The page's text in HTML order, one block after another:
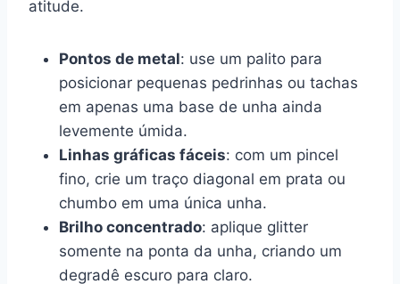
atitude.
Pontos de metal: use um palito para
posicionar pequenas pedrinhas ou tachas
em apenas uma base de unha ainda
levemente úmida.
Linhas gráficas fáceis: com um pincel
fino, crie um traço diagonal em prata ou
chumbo em uma única unha.
Brilho concentrado: aplique glitter
somente na ponta da unha, criando um
degradê escuro para claro.